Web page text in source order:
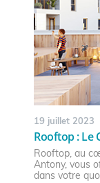
19 juillet 2023
Rooftop : Le
Rooftop, au
Antony, vous
dans votre